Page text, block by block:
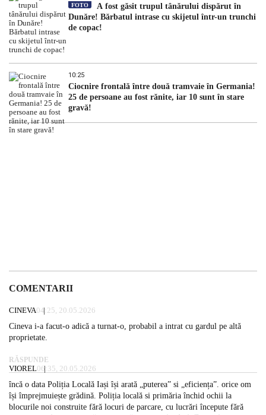
FOTO
A fost găsit trupul tânărului dispărut în
Dunăre! Bărbatul intrase cu skijetul într-un trunchi
de copac!
10:25
Ciocnire frontală între două tramvaie în Germania!
25 de persoane au fost rănite, iar 10 sunt în stare
gravă!
COMENTARII
CINEVA04:25, 20.05.2026
Cineva i-a facut-o adică a turnat-o, probabil a intrat cu gardul pe altă
proprietate.
RĂSPUNDE
VIOREL06:35, 20.05.2026
încă o data Poliția Locală Iași își arată „puterea” si „eficiența”. orice om
își împrejmuiește grădină. Poliția locală si primăria închid ochii la
blocurile noi construite fără locuri de parcare, cu lucrări începute fără